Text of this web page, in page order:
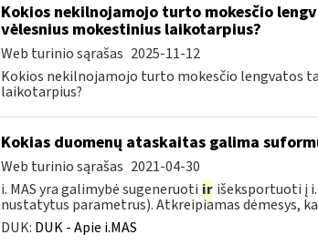
Kokios nekilnojamojo turto mokesčio
vėlesnius mokestinius laikotarpius?
Web turinio sąrašas 2025-11-12
Kokios nekilnojamojo turto mokesčio lengvatos
laikotarpius?
Kokias duomenų ataskaitas galima
Web turinio sąrašas 2021-04-30
i. MAS yra galimybė sugeneruoti ir išeksportuoti į
nustatytus parametrus). Atkreipiamas dėmesys,
DUK: DUK - Apie i.MAS